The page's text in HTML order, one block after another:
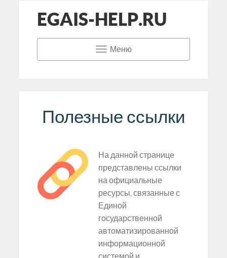
EGAIS-HELP.RU
Меню
Полезные ссылки
На данной странице
представлены ссылки
на официальные
ресурсы, связанные с
Единой
государственной
автоматизированной
информационной
системой и